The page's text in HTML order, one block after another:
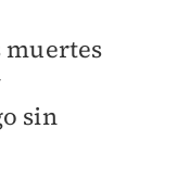
muertes
sin